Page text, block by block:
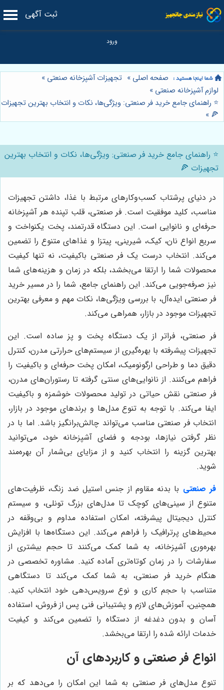
ثبت آگهی
صفحه اصلی » تجهیزات آشپزخانه صنعتی »
لوازم آشپزخانه صنعتی »
⭐️ راهنمای جامع خرید فر صنعتی: ویژگی‌ها، نکات و انتخاب بهترین تجهیزات
🍕
»
⭐️ راهنمای جامع خرید فر صنعتی: ویژگی‌ها، نکات و انتخاب بهترین
تجهیزات 🍕
در دنیای پرشتاب کسب‌وکارهای مرتبط با غذا، داشتن تجهیزات
مناسب، کلید موفقیت است. فر صنعتی، قلب تپنده هر آشپزخانه
حرفه‌ای و نانوایی است. این دستگاه قدرتمند، پخت یکنواخت و
سریع انواع نان، کیک، شیرینی، پیتزا و غذاهای متنوع را تضمین
می‌کند. انتخاب درست یک فر صنعتی باکیفیت، نه تنها کیفیت
محصولات شما را ارتقا می‌بخشد، بلکه در زمان و هزینه‌های شما
نیز صرفه‌جویی می‌کند. این راهنمای جامع، شما را در مسیر خرید
فر صنعتی ایده‌آل، با بررسی ویژگی‌ها، نکات مهم و معرفی بهترین
تجهیزات موجود در بازار، همراهی می‌کند.
فر صنعتی، فراتر از یک دستگاه پخت و پز ساده است. این
تجهیزات پیشرفته با بهره‌گیری از سیستم‌های حرارتی مدرن، کنترل
دقیق دما و طراحی ارگونومیک، امکان پخت حرفه‌ای و باکیفیت را
فراهم می‌کنند. از نانوایی‌های سنتی گرفته تا رستوران‌های مدرن،
فر صنعتی نقش حیاتی در تولید محصولات خوشمزه و باکیفیت
ایفا می‌کند. با توجه به تنوع مدل‌ها و برندهای موجود در بازار،
انتخاب فر صنعتی مناسب می‌تواند چالش‌برانگیز باشد. اما با در
نظر گرفتن نیازها، بودجه و فضای آشپزخانه خود، می‌توانید
بهترین گزینه را انتخاب کنید و از مزایای بی‌شمار آن بهره‌مند
شوید.
فر صنعتی با بدنه مقاوم از جنس استیل ضد زنگ، ظرفیت‌های
متنوع از سینی‌های کوچک تا مدل‌های بزرگ تونلی، و سیستم
کنترل دیجیتال پیشرفته، امکان استفاده مداوم و بی‌وقفه در
محیط‌های پرترافیک را فراهم می‌کند. این دستگاه‌ها با افزایش
بهره‌وری آشپزخانه، به شما کمک می‌کنند تا حجم بیشتری از
سفارشات را در زمان کوتاه‌تری آماده کنید. مشاوره تخصصی در
هنگام خرید فر صنعتی، به شما کمک می‌کند تا دستگاهی
متناسب با حجم کاری و نوع سرویس‌دهی خود انتخاب کنید.
همچنین، آموزش‌های لازم و پشتیبانی فنی پس از فروش، استفاده
آسان و بدون دغدغه از دستگاه را تضمین می‌کند و کیفیت
خدمات ارائه شده را ارتقا می‌بخشد.
انواع فر صنعتی و کاربردهای آن
تنوع مدل‌های فر صنعتی به شما این امکان را می‌دهد که بر